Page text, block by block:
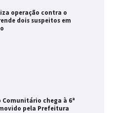
operação contra o
dois suspeitos em
Comunitário chega à 6ª
pela Prefeitura